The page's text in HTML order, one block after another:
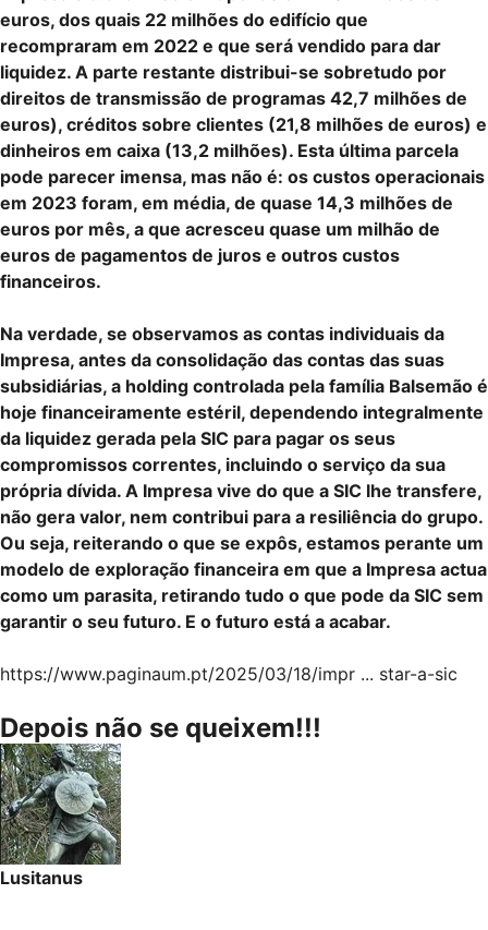
euros, dos quais 22 milhões do edifício que
recompraram em 2022 e que será vendido para dar
liquidez. A parte restante distribui-se sobretudo por
direitos de transmissão de programas 42,7 milhões de
euros), créditos sobre clientes (21,8 milhões de euros) e
dinheiros em caixa (13,2 milhões). Esta última parcela
pode parecer imensa, mas não é: os custos operacionais
em 2023 foram, em média, de quase 14,3 milhões de
euros por mês, a que acresceu quase um milhão de
euros de pagamentos de juros e outros custos
financeiros.
Na verdade, se observamos as contas individuais da
Impresa, antes da consolidação das contas das suas
subsidiárias, a holding controlada pela família Balsemão é
hoje financeiramente estéril, dependendo integralmente
da liquidez gerada pela SIC para pagar os seus
compromissos correntes, incluindo o serviço da sua
própria dívida. A Impresa vive do que a SIC lhe transfere,
não gera valor, nem contribui para a resiliência do grupo.
Ou seja, reiterando o que se expôs, estamos perante um
modelo de exploração financeira em que a Impresa actua
como um parasita, retirando tudo o que pode da SIC sem
garantir o seu futuro. E o futuro está a acabar.
https://www.paginaum.pt/2025/03/18/impr ... star-a-sic
Depois não se queixem!!!
Lusitanus